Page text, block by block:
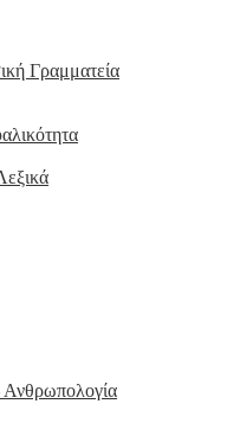
Γραμματεία
Ανθρωπολογία